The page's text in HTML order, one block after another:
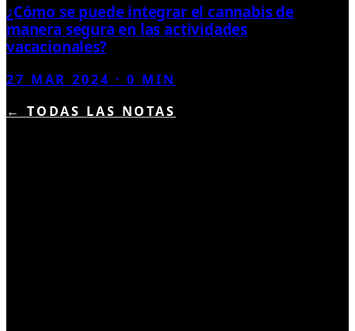
¿Cómo se puede integrar el cannabis de
manera segura en las actividades
vacacionales?
27 MAR 2024 ·0 MIN
← TODAS LAS NOTAS